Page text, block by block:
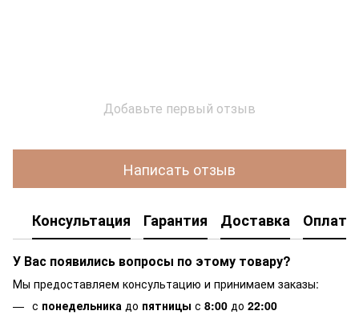
Добавьте первый отзыв
Написать отзыв
Консультация Гарантия Доставка Оплата
У Вас появились вопросы по этому товару?
Мы предоставляем консультацию и принимаем заказы:
с понедельника до пятницы с 8:00 до 22:00